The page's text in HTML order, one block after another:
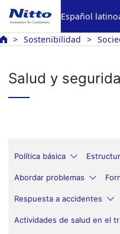
Español
Sostenibilidad
Salud y
Política básica
Abordar problemas
Respuesta a accidentes
Actividades de salud en el